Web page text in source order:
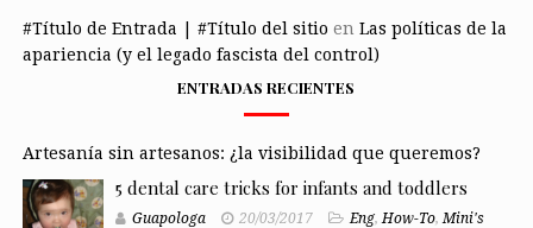
#Título de Entrada | #Título del sitio en Las políticas de la
apariencia (y el legado fascista del control)
ENTRADAS RECIENTES
Artesanía sin artesanos: ¿la visibilidad que queremos?
5 dental care tricks for infants and toddlers
Guapologa 20/03/2017 Eng,How-To,Mini's